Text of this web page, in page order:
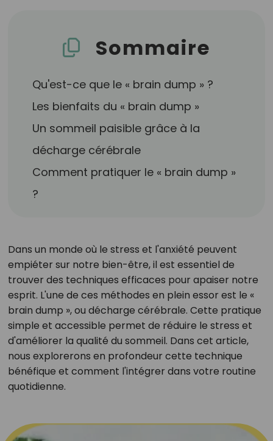
Sommaire
Qu'est-ce que le « brain dump » ?
Les bienfaits du « brain dump »
Un sommeil paisible grâce à la
décharge cérébrale
Comment pratiquer le « brain dump »
?
Dans un monde où le stress et l'anxiété peuvent
empiéter sur notre bien-être, il est essentiel de
trouver des techniques efficaces pour apaiser notre
esprit. L'une de ces méthodes en plein essor est le «
brain dump », ou décharge cérébrale. Cette pratique
simple et accessible permet de réduire le stress et
d'améliorer la qualité du sommeil. Dans cet article,
nous explorerons en profondeur cette technique
bénéfique et comment l'intégrer dans votre routine
quotidienne.